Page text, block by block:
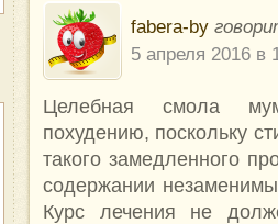
fabera-by
5 апреля 2016 в
Целебная смола
похудению, поскольку
такого замедленного
содержании
Курс лечения не